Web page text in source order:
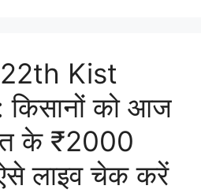
Kist
को आज
के ₹2000
लाइव चेक करें